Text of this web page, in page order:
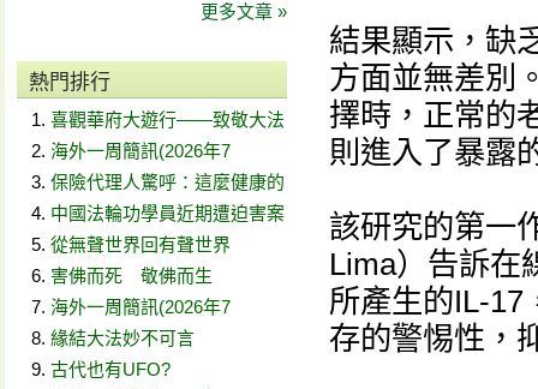
更多文章 »
熱門排行
喜觀華府大遊行——致敬大法
海外一周簡訊(2026年7
保險代理人驚呼：這麼健康的
中國法輪功學員近期遭迫害案
從無聲世界回有聲世界
害佛而死 敬佛而生
海外一周簡訊(2026年7
緣結大法妙不可言
古代也有UFO?
結果顯示，缺
方面並無差別
擇時，正常的
則進入了暴露
該研究的第一
Lima）告訴在
所產生的IL-17
存的警惕性，